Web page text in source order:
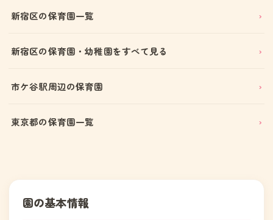
新宿区の保育園一覧
新宿区の保育園・幼稚園をすべて見る
市ケ谷駅周辺の保育園
東京都の保育園一覧
園の基本情報